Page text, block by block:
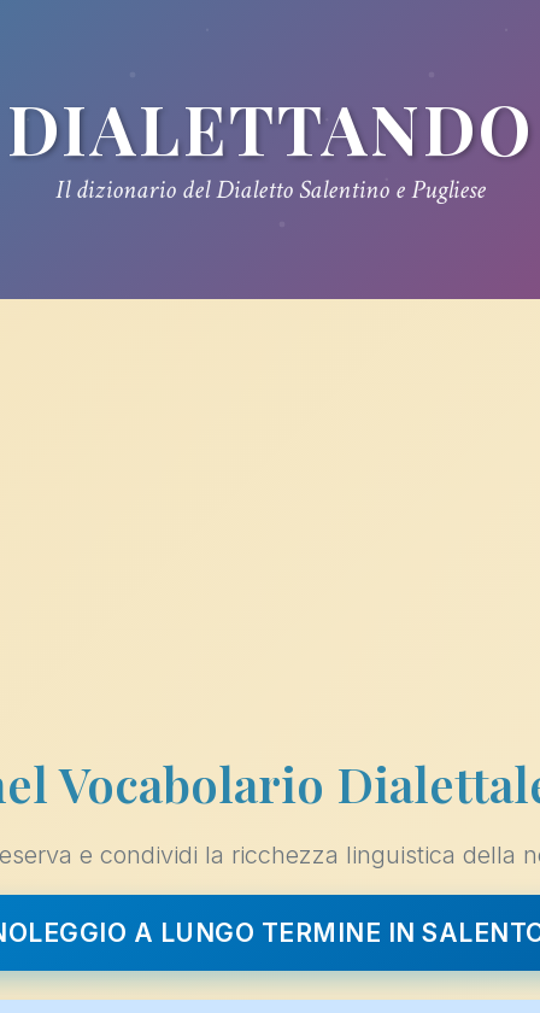
DIALETTANDO
Il dizionario del Dialetto Salentino e Pugliese
Vocabolario
e condividi la ricchezza linguistica della
A LUNGO TERMINE IN